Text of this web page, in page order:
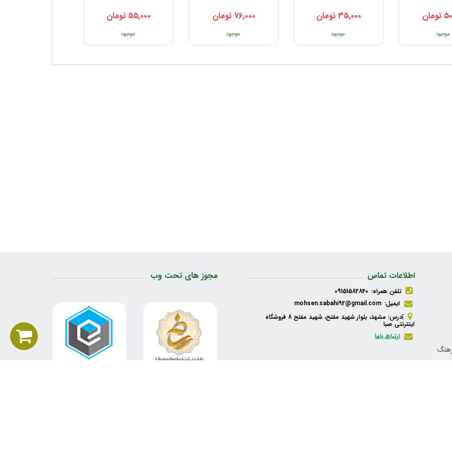
تومان
موجود
۳۵,۰۰۰ تومان
موجود
۷۶,۰۰۰ تومان
موجود
۵۵,۰۰۰ تومان
موجود
مجوز های تحت وب اطلاعات تماس
تلفن همراه: 09151582840
ایمیل: mohsen.sabahi92@gmail.com
آدرس: مشهد، بلوار شهید مفتح، شهید مفتح 8 فروشگاه
اینترنتی صبا
ارتباط باما